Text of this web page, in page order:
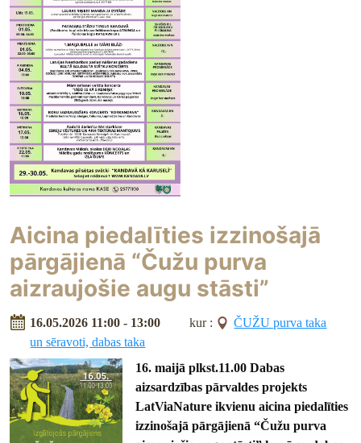
Aicina piedalīties izzinošajā
pārgājienā “Čužu purva
aizraujošie augu stāsti”
16.05.2026 11:00 - 13:00 kur :
ČUŽU purva taka
un sēravoti, dabas taka
16. maijā plkst.11.00 Dabas
aizsardzības pārvaldes projekts
LatViaNature ikvienu aicina piedalīties
izzinošajā pārgājienā “Čužu purva